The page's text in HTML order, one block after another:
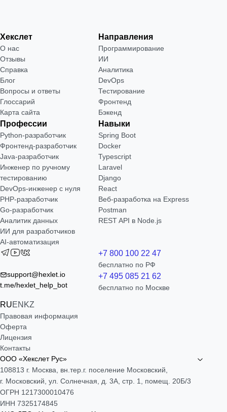
Хекслет
О нас
Отзывы
Справка
Блог
Вопросы и ответы
Глоссарий
Карта сайта
Направления
Программирование
ИИ
Аналитика
DevOps
Тестирование
Фронтенд
Бэкенд
Профессии
Python-разработчик
Фронтенд-разработчик
Java-разработчик
Инженер по ручному
тестированию
DevOps-инженер с нуля
РНР-разработчик
Go-разработчик
Аналитик данных
ИИ для разработчиков
AI-автоматизация
Навыки
Spring Boot
Docker
Typescript
Laravel
Django
React
Веб-разработка на Express
Postman
REST API в Node.js
support@hexlet.io
t.me/hexlet_help_bot
RUEN KZ
+7 800 100 22 47
бесплатно по РФ
+7 495 085 21 62
бесплатно по Москве
Правовая информация
Оферта
Лицензия
Контакты
ООО «Хекслет Рус»
108813 г. Москва, вн.тер.г. поселение Московский,
г. Московский, ул. Солнечная, д. 3А, стр. 1, помещ. 20Б/3
ОГРН 1217300010476
ИНН 7325174845